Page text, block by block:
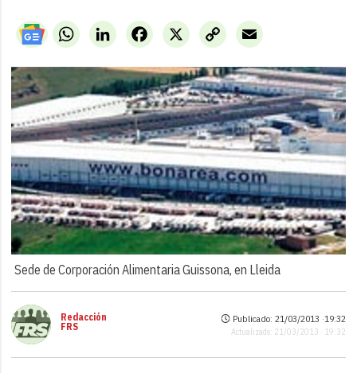
WhatsAppLinkedIn X
Facebook
Copy
Link
Email
Sede de Corporación Alimentaria Guissona, en Lleida
Redacción
FRS
Publicado: 21/03/2013 ·19:32
Actualizado: 21/03/2013 · 19:32